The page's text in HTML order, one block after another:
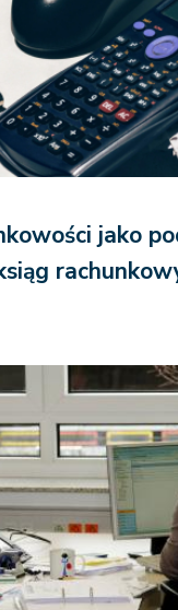
jako